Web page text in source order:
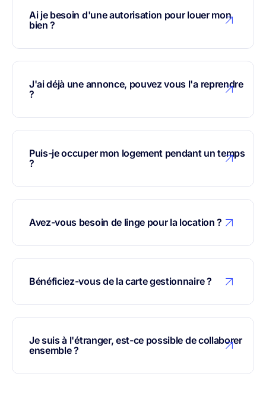
Ai je besoin d'une autorisation pour louer mon
bien ?
J'ai déjà une annonce, pouvez vous l'a reprendre
?
Puis-je occuper mon logement pendant un temps
?
Avez-vous besoin de linge pour la location ?
Bénéficiez-vous de la carte gestionnaire ?
Je suis à l'étranger, est-ce possible de collaborer
ensemble ?